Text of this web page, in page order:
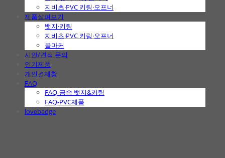
지비츠·PVC 키링·오프너
제품살펴보기
뱃지·키링
지비츠·PVC 키링·오프너
볼마커
시안/견적 문의
인기제품
개인결제창
FAQ
FAQ-금속 뱃지&키링
FAQ-PVC제품
lovebadge